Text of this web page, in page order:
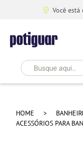
Você está
HOME
ACESSÓRIOS PARA